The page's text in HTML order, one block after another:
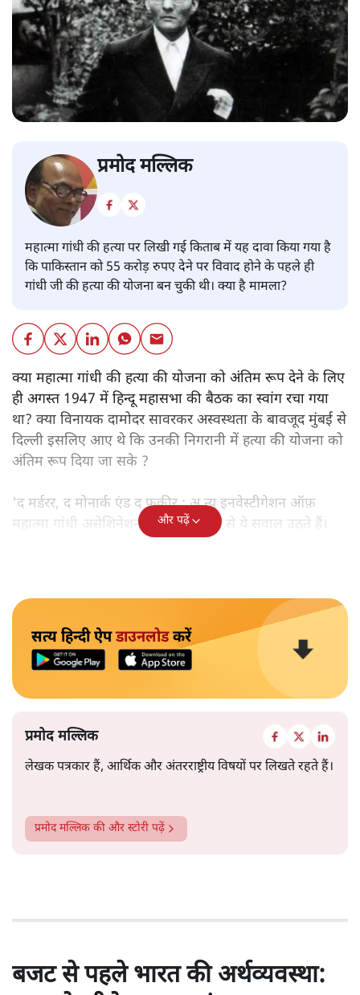
प्रमोद मल्लिक
महात्मा गांधी की हत्या पर लिखी गई किताब में यह दावा किया गया है
कि पाकिस्तान को 55 करोड़ रुपए देने पर विवाद होने के पहले ही
गांधी जी की हत्या की योजना बन चुकी थी। क्या है मामला?
क्या महात्मा गांधी की हत्या की योजना को अंतिम रूप देने के लिए
ही अगस्त 1947 में हिन्दू महासभा की बैठक का स्वांग रचा गया
था? क्या विनायक दामोदर सावरकर अस्वस्थता के बावजूद मुंबई से
दिल्ली इसलिए आए थे कि उनकी निगरानी में हत्या की योजना को
अंतिम रूप दिया जा सके ?
'द मर्डरर, द मोनार्क एंड द फ़कीर : अ न्यू इनवेस्टीगेशन ऑफ़
महात्मा गांधी असेशिनेशन' नामक किताब से ये सवाल उठते हैं।
और पढ़ें
सत्य हिन्दी ऐपडाउनलोडकरें
प्रमोद मल्लिक
लेखक पत्रकार हैं, आर्थिक और अंतरराष्ट्रीय विषयों पर लिखते रहते हैं।
प्रमोद मल्लिक की और स्टोरी पढ़ें
बजट से पहले भारत की अर्थव्यवस्था: